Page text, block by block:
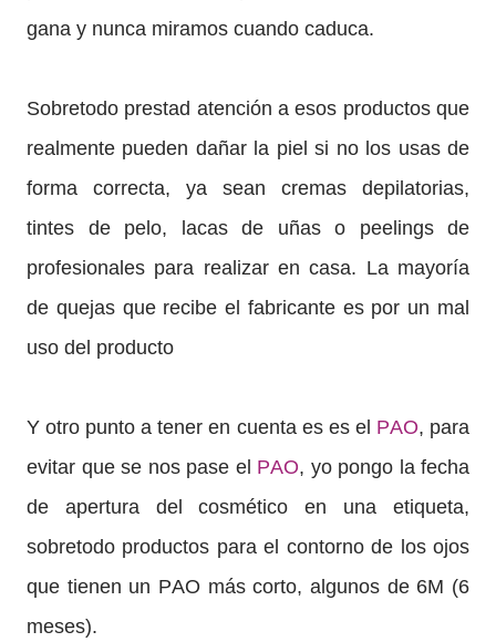
gana y nunca miramos cuando caduca.
Sobretodo prestad atención a esos productos que
realmente pueden dañar la piel si no los usas de
forma correcta, ya sean cremas depilatorias,
tintes de pelo, lacas de uñas o peelings de
profesionales para realizar en casa. La mayoría
de quejas que recibe el fabricante es por un mal
uso del producto
Y otro punto a tener en cuenta es es el PAO, para
evitar que se nos pase el PAO, yo pongo la fecha
de apertura del cosmético en una etiqueta,
sobretodo productos para el contorno de los ojos
que tienen un PAO más corto, algunos de 6M (6
meses).